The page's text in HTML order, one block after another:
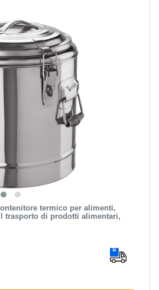
termico per alimenti,
trasporto di prodotti alimentari,